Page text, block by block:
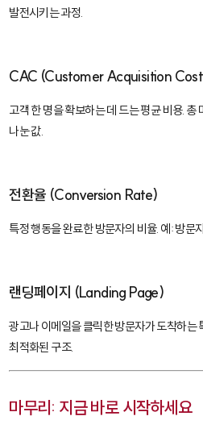
발전시키는 과정.
CAC (Customer Acquisition
고객 한 명을 확보하는 데 드는 평균 비용.
나눈 값.
전환율 (Conversion Rate)
특정 행동을 완료한 방문자의 비율. 예: 방문
랜딩페이지 (Landing Page)
광고나 이메일을 클릭한 방문자가 도착하는
최적화된 구조.
마무리: 지금 바로 시작하세요